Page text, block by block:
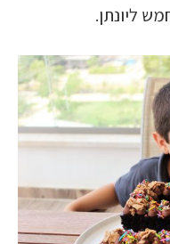
ליונתן.